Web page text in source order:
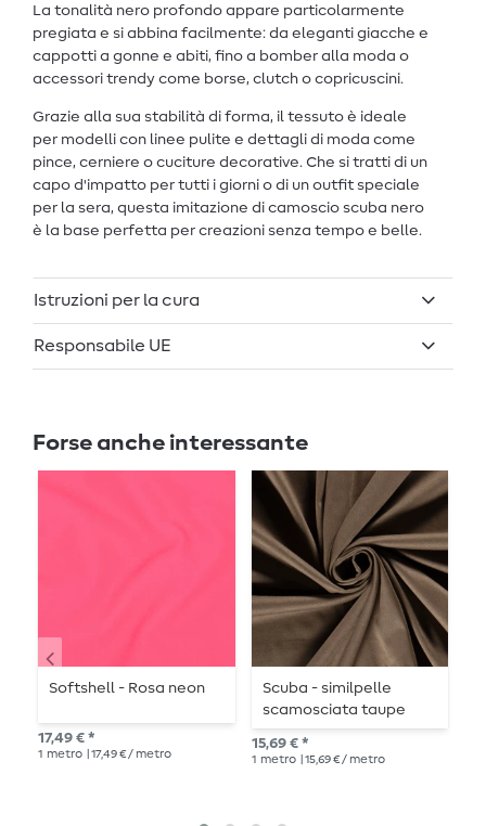
La tonalità nero profondo appare particolarmente
pregiata e si abbina facilmente: da eleganti giacche e
cappotti a gonne e abiti, fino a bomber alla moda o
accessori trendy come borse, clutch o copricuscini.
Grazie alla sua stabilità di forma, il tessuto è ideale
per modelli con linee pulite e dettagli di moda come
pince, cerniere o cuciture decorative. Che si tratti di un
capo d'impatto per tutti i giorni o di un outfit speciale
per la sera, questa imitazione di camoscio scuba nero
è la base perfetta per creazioni senza tempo e belle.
Istruzioni per la cura
Responsabile UE
Forse anche interessante
Softshell - Rosa neon
17,49 € *
1 metro | 17,49 € / metro
Scuba - similpelle
scamosciata taupe
grigio
15,69 € *
1 metro | 15,69 € / metro